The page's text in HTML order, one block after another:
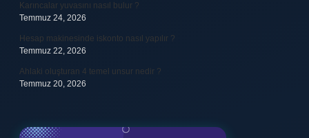
Karıncalar yuvasını nasıl bulur ?
Temmuz 24, 2026
Hesap makinesinde iskonto nasıl yapılır ?
Temmuz 22, 2026
Ahlaki oluşturan 4 temel unsur nedir ?
Temmuz 20, 2026